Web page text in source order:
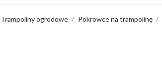
Trampoliny ogrodowe Pokrowce na trampolinę